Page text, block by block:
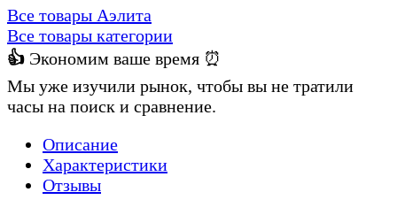
Все товары Аэлита
Все товары категории
👍 Экономим ваше время ⏰
Мы уже изучили рынок, чтобы вы не тратили
часы на поиск и сравнение.
Описание
Характеристики
Отзывы